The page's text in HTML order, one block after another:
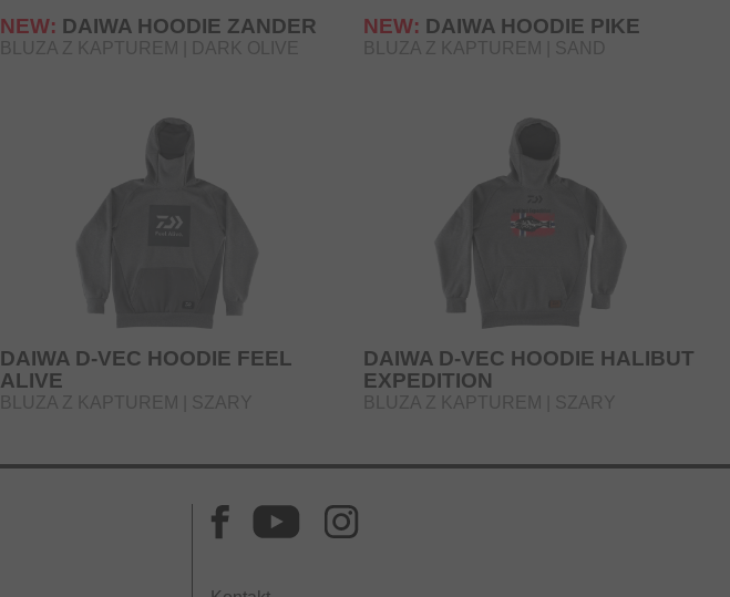
NEW: DAIWA HOODIE ZANDER
BLUZA Z KAPTUREM | DARK OLIVE
NEW: DAIWA HOODIE PIKE
BLUZA Z KAPTUREM | SAND
DAIWA D-VEC HOODIE FEEL
ALIVE
BLUZA Z KAPTUREM | SZARY
DAIWA D-VEC HOODIE HALIBUT
EXPEDITION
BLUZA Z KAPTUREM | SZARY